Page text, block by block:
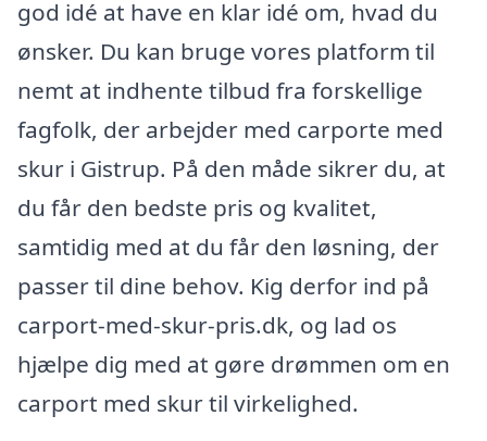
god idé at have en klar idé om, hvad du
ønsker. Du kan bruge vores platform til
nemt at indhente tilbud fra forskellige
fagfolk, der arbejder med carporte med
skur i Gistrup. På den måde sikrer du, at
du får den bedste pris og kvalitet,
samtidig med at du får den løsning, der
passer til dine behov. Kig derfor ind på
carport-med-skur-pris.dk, og lad os
hjælpe dig med at gøre drømmen om en
carport med skur til virkelighed.